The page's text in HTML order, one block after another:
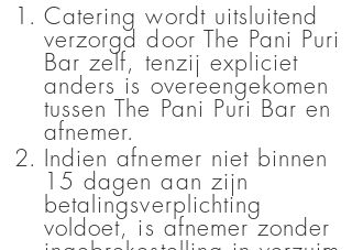
Catering wordt uitsluitend
verzorgd door The Pani Puri
Bar zelf, tenzij expliciet
anders is overeengekomen
tussen The Pani Puri Bar en
afnemer.
Indien afnemer niet binnen
15 dagen aan zijn
betalingsverplichting
voldoet, is afnemer zonder